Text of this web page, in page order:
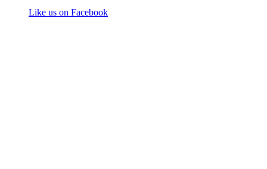
Like us on Facebook